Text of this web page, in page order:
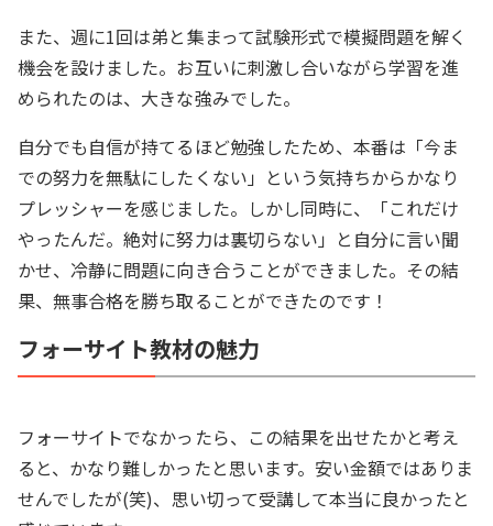
また、週に1回は弟と集まって試験形式で模擬問題を解く
機会を設けました。お互いに刺激し合いながら学習を進
められたのは、大きな強みでした。
自分でも自信が持てるほど勉強したため、本番は「今ま
での努力を無駄にしたくない」という気持ちからかなり
プレッシャーを感じました。しかし同時に、「これだけ
やったんだ。絶対に努力は裏切らない」と自分に言い聞
かせ、冷静に問題に向き合うことができました。その結
果、無事合格を勝ち取ることができたのです！
フォーサイト教材の魅力
フォーサイトでなかったら、この結果を出せたかと考え
ると、かなり難しかったと思います。安い金額ではありま
せんでしたが(笑)、思い切って受講して本当に良かったと